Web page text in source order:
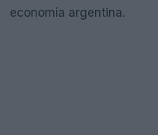
economía argentina.